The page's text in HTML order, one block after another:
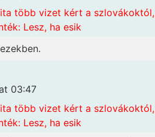
több vizet kért a szlovákoktól,
Lesz, ha esik
03:47
több vizet kért a szlovákoktól,
Lesz, ha esik